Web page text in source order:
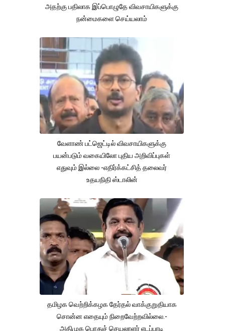
அதற்கு பதிலாக இப்பொழுதே விவசாயிகளுக்கு
நன்மைகளை செய்யலாம்
வேளாண் பட்ஜெட்டில் விவசாயிகளுக்கு
பயன்படும் வகையிலோ புதிய அறிவிப்புகள்
எதுவும் இல்லை -எதிர்க்கட்சித் தலைவர்
உதயநிதி ஸ்டாலின்
தமிழக வெற்றிக்கழக தேர்தல் வாக்குறுதியாக
சொன்ன எதையும் நிறைவேற்றவில்லை.-
அதிமுக பொதுச் செயலாளர் எடப்பாடி